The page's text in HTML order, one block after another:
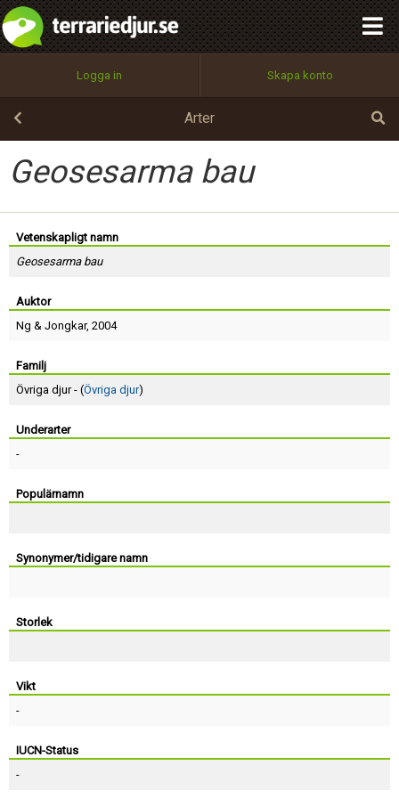
Logga in Skapa konto
Arter
Geosesarma bau
Vetenskapligt namn
Geosesarma bau
Auktor
Ng & Jongkar, 2004
Familj
Övriga djur - (Övriga djur)
Underarter
-
Populärnamn
Synonymer/tidigare namn
Storlek
Vikt
-
IUCN-Status
-
Utför
100%
OK
integritetspolicy
Namn:
Epost:
Lösenord:
Terms of Service
Begär nytt lösenord
Tillbaka till förstasidan